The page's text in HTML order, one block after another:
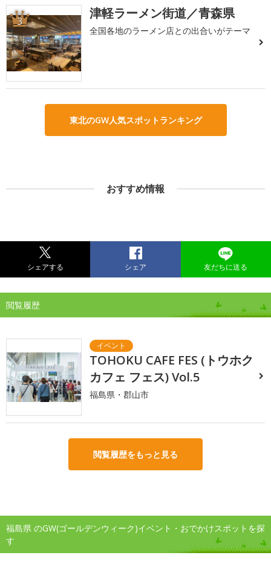
3 津軽ラーメン街道／青森県
全国各地のラーメン店との出合いがテーマ
東北のGW人気スポットランキング
おすすめ情報
シェアする シェア 友だちに送る
閲覧履歴
TOHOKU CAFE FES (トウホク
カフェ フェス) Vol.5
福島県・郡山市
閲覧履歴をもっと見る
福島県 のGW(ゴールデンウィーク)イベント・おでかけスポットを探
す